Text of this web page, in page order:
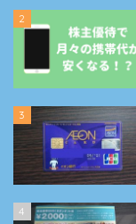
2
3
4